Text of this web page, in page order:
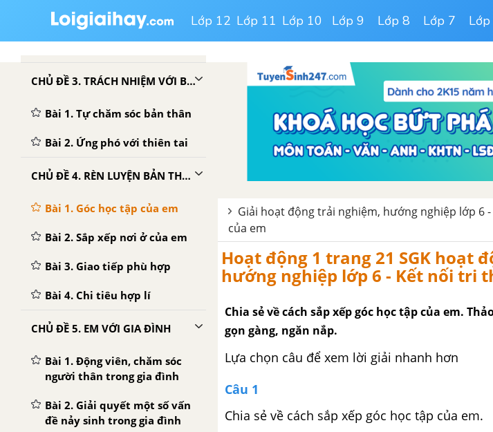
Lớp 12 Lớp 11 Lớp 10 Lớp 9 Lớp 8 Lớp 7
Bài 4. Những giá trị của bản
CHỦ ĐỀ 3. TRÁCH NHIỆM VỚI BẢN THÂN
Bài 1. Tự chăm sóc bản thân
Bài 2. Ứng phó với thiên tai
CHỦ ĐỀ 4. RÈN LUYỆN BẢN THÂN
Bài 1. Góc học tập của em
Bài 2. Sắp xếp nơi ở của em
Bài 3. Giao tiếp phù hợp
Bài 4. Chi tiêu hợp lí
CHỦ ĐỀ 5. EM VỚI GIA ĐÌNH
Bài 1. Động viên, chăm sóc
người thân trong gia đình
Bài 2. Giải quyết một số vấn
đề nảy sinh trong gia đình
Giải hoạt động trải nghiệm, hướng nghiệp lớp 6
của em
Hoạt động 1 trang 21 SGK hoạt
hướng nghiệp lớp 6 - Kết nối tri
Chia sẻ về cách sắp xếp góc học tập của em.
gọn gàng, ngăn nắp.
Lựa chọn câu để xem lời giải nhanh hơn
Câu 1
Chia sẻ về cách sắp xếp góc học tập của em.